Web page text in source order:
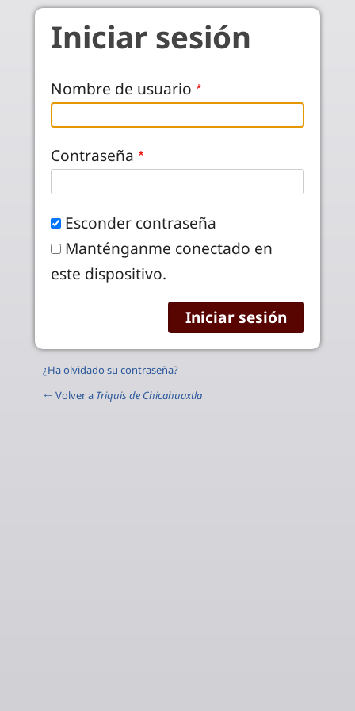
Pasar al contenido principal
Iniciar sesión
Nombre de usuario
Contraseña
Esconder contraseña
Manténganme conectado en
este dispositivo.
¿Ha olvidado su contraseña?
← Volver a Triquis de Chicahuaxtla